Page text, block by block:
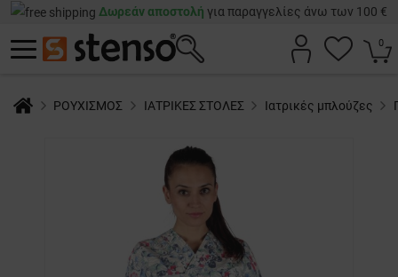
Δωρεάν αποστολή για παραγγελίες άνω των 100 €
0
ΡΟΥΧΙΣΜΟΣ ΙΑΤΡΙΚΕΣ ΣΤΟΛΕΣ Ιατρικές μπλούζες